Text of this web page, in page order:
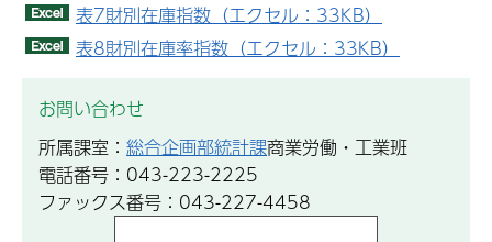
表7財別在庫指数（エクセル：33KB）
表8財別在庫率指数（エクセル：33KB）
お問い合わせ
所属課室： 総合企画部統計課商業労働・工業班
電話番号：043-223-2225
ファックス番号：043-227-4458